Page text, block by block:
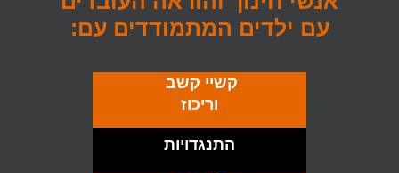
עם ילדים המתמודדים עם:
קשיי קשב
וריכוז
התנגדויות